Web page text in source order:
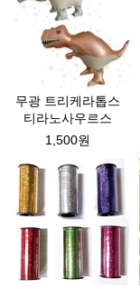
무광 트리케라톱스
티라노사우르스
1,500원